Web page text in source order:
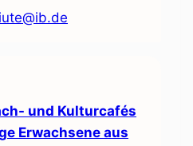
und Kulturcafés
Erwachsene aus